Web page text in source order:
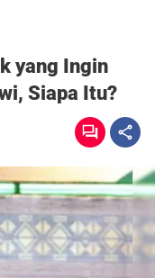
yang Ingin
Siapa Itu?